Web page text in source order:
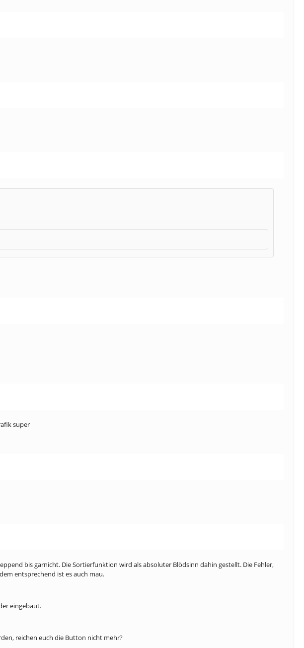
super
bis garnicht. Die Sortierfunktion wird als absoluter Blödsinn dahin gestellt. Die Fehler,
entsprechend ist es auch mau.
eingebaut.
reichen euch die Button nicht mehr?